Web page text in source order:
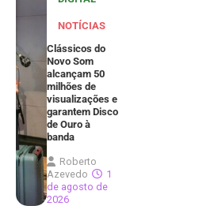
NOTÍCIAS
Clássicos do
Novo Som
alcançam 50
milhões de
visualizações e
garantem Disco
de Ouro à
banda
Roberto
Azevedo
1
de agosto de
2026